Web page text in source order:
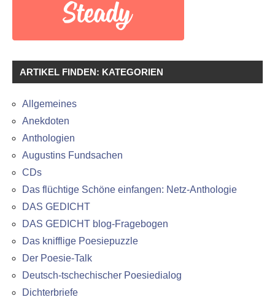
ARTIKEL FINDEN: KATEGORIEN
Allgemeines
Anekdoten
Anthologien
Augustins Fundsachen
CDs
Das flüchtige Schöne einfangen: Netz-Anthologie
DAS GEDICHT
DAS GEDICHT blog-Fragebogen
Das knifflige Poesiepuzzle
Der Poesie-Talk
Deutsch-tschechischer Poesiedialog
Dichterbriefe